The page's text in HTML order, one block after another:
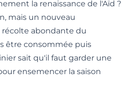
la renaissance de l'Aïd ?
mais un nouveau
abondante du
être consommée puis
sait qu'il faut garder une
ensemencer la saison